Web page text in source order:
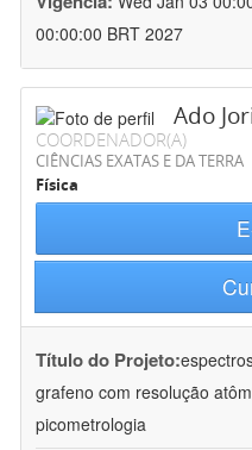
00:00:00 BRT 2027
Ado
COORDENADOR(A)
CIÊNCIAS EXATAS E DA TERRA
Física
Título do Projeto:
grafeno com resolução
picometrologia